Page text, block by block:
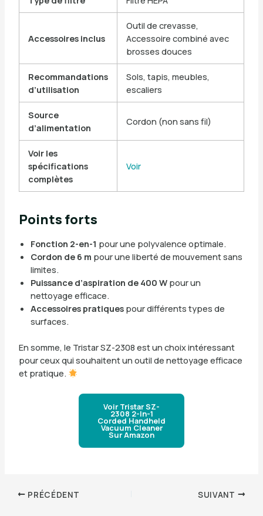
Accessoires inclus
Outil de crevasse,
Accessoire combiné avec
brosses douces
Recommandations
d’utilisation
Sols, tapis, meubles,
escaliers
Source
d’alimentation
Cordon (non sans fil)
Voir les
spécifications
complètes
Voir
Points forts
Fonction 2-en-1 pour une polyvalence optimale.
Cordon de 6 m pour une liberté de mouvement sans
limites.
Puissance d’aspiration de 400 Wpour un
nettoyage efficace.
Accessoires pratiquespour différents types de
surfaces.
En somme, le Tristar SZ-2308 est un choix intéressant
pour ceux qui souhaitent un outil de nettoyage efficace
et pratique.
Voir Tristar SZ-
2308 2-In-1
Corded Handheld
Vacuum Cleaner
Sur Amazon
PRÉCÉDENT SUIVANT